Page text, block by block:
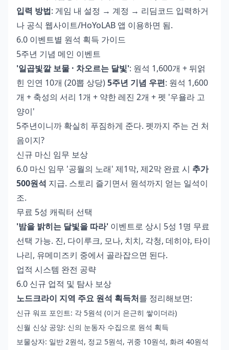
입력 방법: 게임 내 설정 → 계정 → 리딤코드 입력하거
나 공식 웹사이트/HoYoLAB 앱 이용하면 됨.
6.0 이벤트별 원석 획득 가이드
5주년 기념 메인 이벤트
'일곱빛깔 보물 · 차오르는 달빛': 원석 1,600개 + 뒤얽
힌 인연 10개 (20뽑 상당)5주년 기념 우편: 원석 1,600
개 + 축성의 서리 1개 + 약한 레진 2개 + 펫 '우욜라 고
양이'
5주년이니까 확실히 푸짐하게 준다. 펫까지 주는 건 처
음이지?
신규 마신 임무 보상
6.0 마신 임무 '공월의 노래' 제1막, 제2막 완료 시 추가
500원석 지급. 스토리 즐기면서 원석까지 얻는 일석이
조.
무료 5성 캐릭터 선택
'밤을 밝히는 달빛을 따라' 이벤트로 상시 5성 1명 무료
선택 가능. 진, 다이루크, 모나, 치치, 각청, 데히야, 타이
나리, 유메미즈키 중에서 골라잡으면 된다.
업적 시스템 완전 공략
6.0 신규 업적 및 탐사 보상
노드크라이 지역 주요 원석 획득처를 정리해보면:
신규 워프 포인트: 각 5원석 (이거 은근히 쌓이더라)
신월 신상 공양: 신의 눈동자 수집으로 원석 획득
보물상자: 일반 2원석, 정교 5원석, 귀중 10원석, 화려 40원석